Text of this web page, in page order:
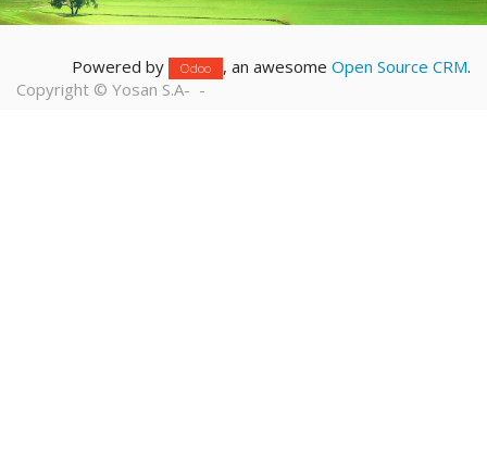
Powered by Odoo , an awesome Open Source CRM.
Copyright © Yosan S.A- -